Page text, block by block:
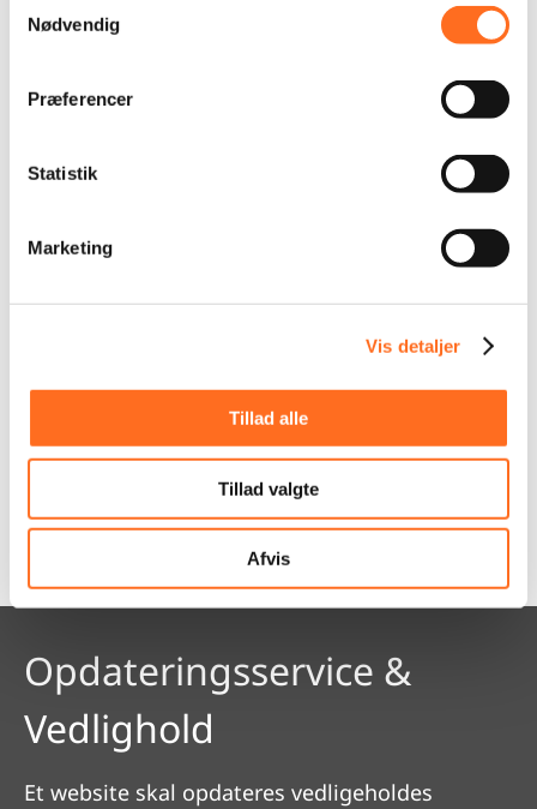
Nødvendig
Præferencer
Statistik
Marketing
Vis detaljer
Tillad alle
Tillad valgte
Afvis
Vi har en bred erfaring med SEO, de sociale
SEO er det vigtigste for din succes på
korrekt optimering og sikrer dit onlinemiljø
LÆS MERE OM SEO
Opdateringsservice &
Vedlighold
Et website skal opdateres vedligeholdes